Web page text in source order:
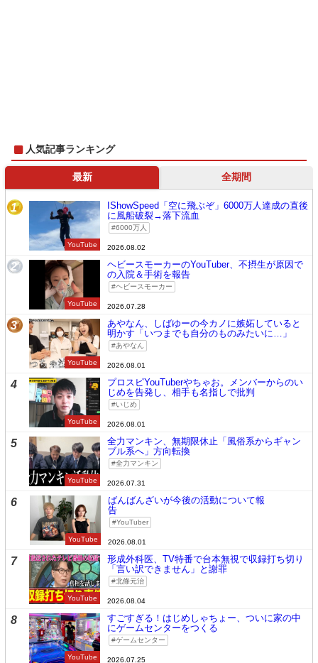
人気記事ランキング
最新 全期間
1
YouTube
IShowSpeed「空に飛ぶぞ」6000万人達成の直後
に風船破裂→落下流血
6000万人
2026.08.02
2
YouTube
ヘビースモーカーのYouTuber、不摂生が原因で
の入院＆手術を報告
ヘビースモーカー
2026.07.28
3
YouTube
あやなん、しばゆーの今カノに嫉妬していると
明かす「いつまでも自分のものみたいに…」
あやなん
2026.08.01
4
YouTube
プロスピYouTuberやちゃお。メンバーからのい
じめを告発し、相手も名指しで批判
いじめ
2026.08.01
5
YouTube
全力マンキン、無期限休止「風俗系からギャン
ブル系へ」方向転換
全力マンキン
2026.07.31
6
YouTube
ばんばんざいが今後の活動について報
告
YouTuber
2026.08.01
7
YouTube
形成外科医、TV特番で台本無視で収録打ち切り
「言い訳できません」と謝罪
北條元治
2026.08.04
8
YouTube
すごすぎる！はじめしゃちょー、ついに家の中
にゲームセンターをつくる
ゲームセンター
2026.07.25